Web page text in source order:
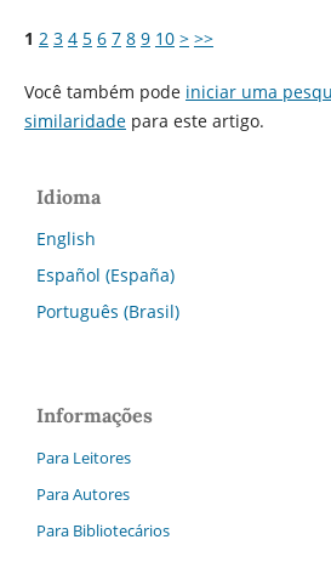
1 2 3 4 5 6 7 8 9 10 > >>
Você também pode iniciar uma
similaridadepara este artigo.
Idioma
English
Español (España)
Português (Brasil)
Informações
Para Leitores
Para Autores
Para Bibliotecários